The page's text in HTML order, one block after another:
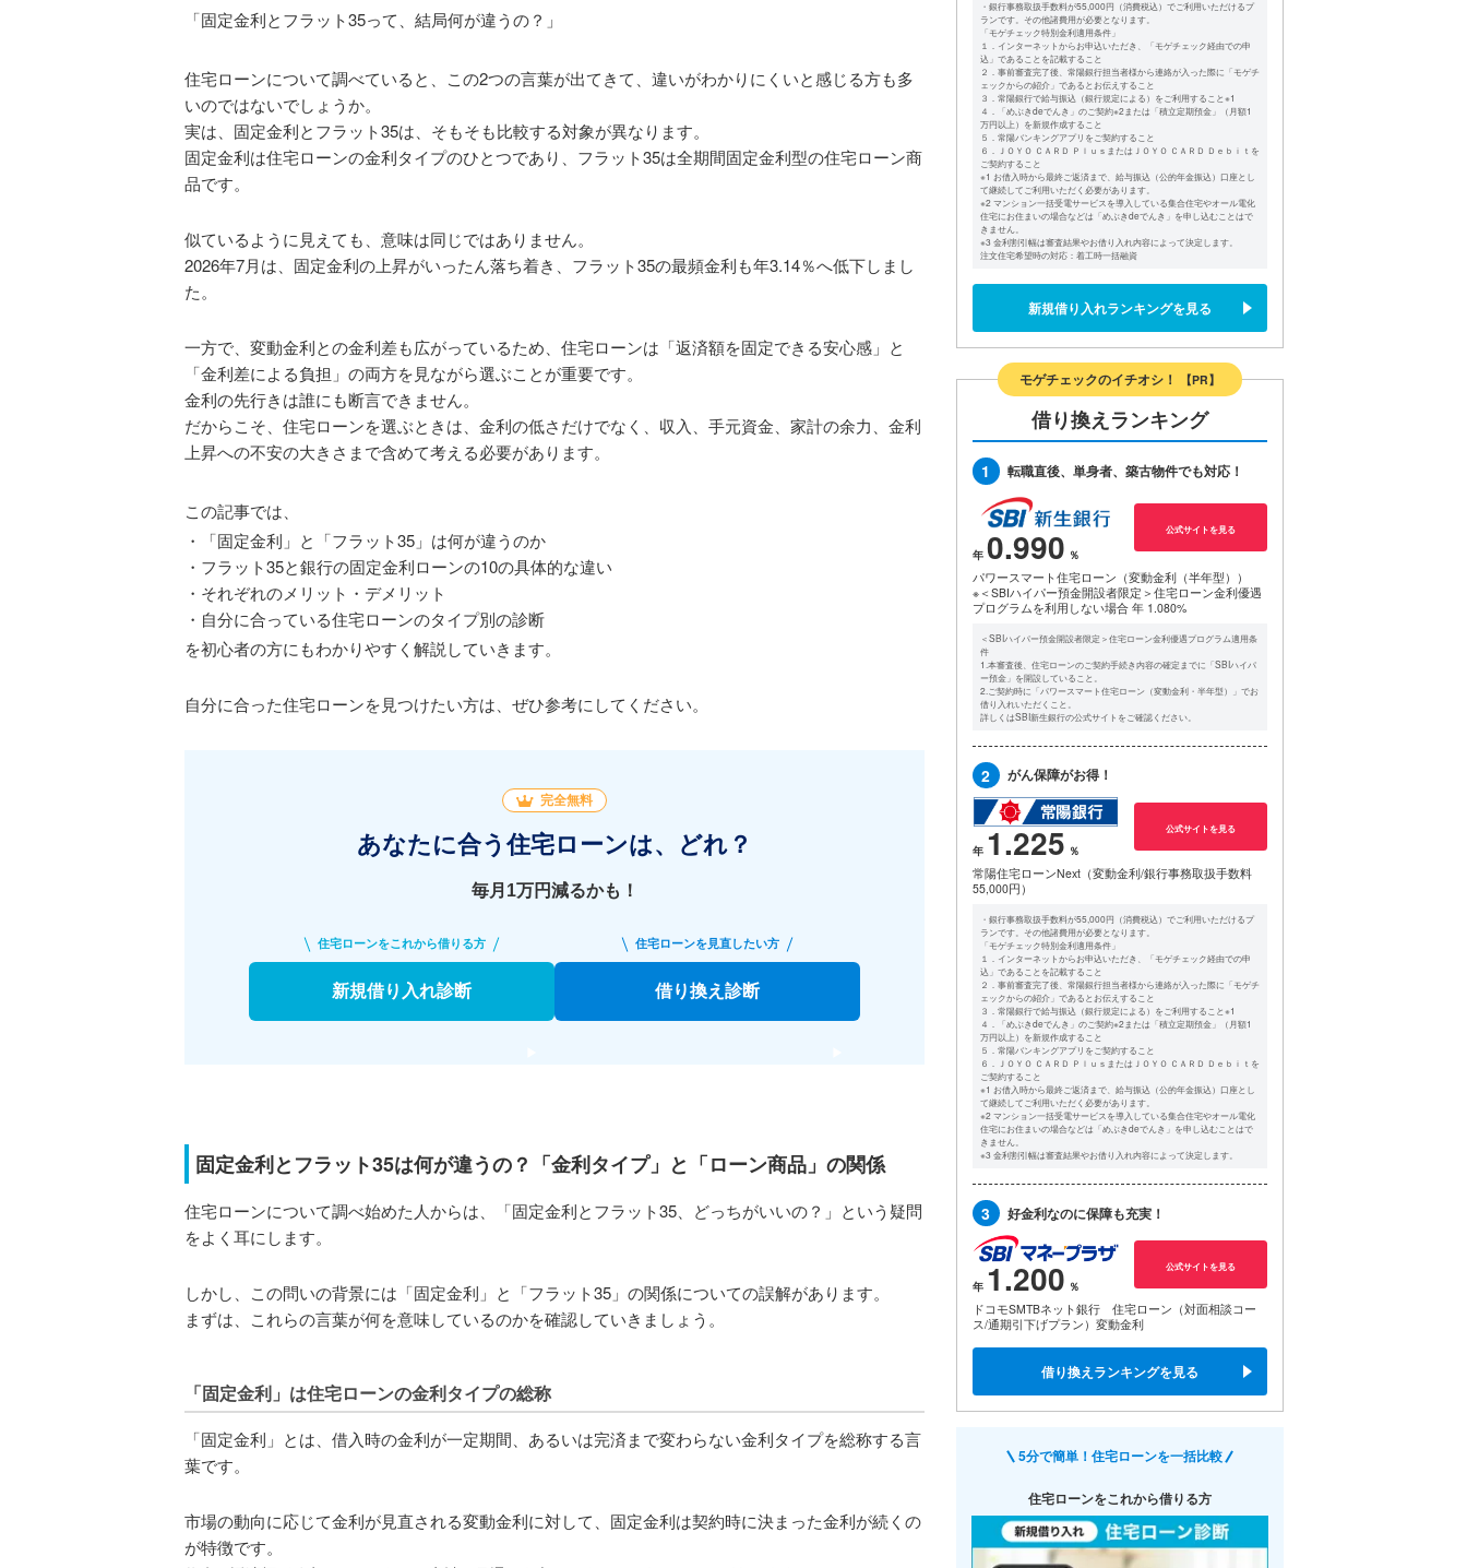
「固定金利とフラット35って、結局何が違うの？」
住宅ローンについて調べていると、この2つの言葉が出てきて、違いがわかりにくいと感じる方も多
いのではないでしょうか。
実は、固定金利とフラット35は、そもそも比較する対象が異なります。
固定金利は住宅ローンの金利タイプのひとつであり、フラット35は全期間固定金利型の住宅ローン商
品です。
似ているように見えても、意味は同じではありません。
2026年7月は、固定金利の上昇がいったん落ち着き、フラット35の最頻金利も年3.14％へ低下しまし
た。
一方で、変動金利との金利差も広がっているため、住宅ローンは「返済額を固定できる安心感」と
「金利差による負担」の両方を見ながら選ぶことが重要です。
金利の先行きは誰にも断言できません。
だからこそ、住宅ローンを選ぶときは、金利の低さだけでなく、収入、手元資金、家計の余力、金利
上昇への不安の大きさまで含めて考える必要があります。
この記事では、
・「固定金利」と「フラット35」は何が違うのか
・フラット35と銀行の固定金利ローンの10の具体的な違い
・それぞれのメリット・デメリット
・自分に合っている住宅ローンのタイプ別の診断
を初心者の方にもわかりやすく解説していきます。
自分に合った住宅ローンを見つけたい方は、ぜひ参考にしてください。
完全無料
あなたに合う住宅ローンは、どれ？
毎月1万円減るかも！
住宅ローンをこれから借りる方
新規借り入れ診断
住宅ローンを見直したい方
借り換え診断
固定金利とフラット35は何が違うの？「金利タイプ」と「ローン商品」の関係
住宅ローンについて調べ始めた人からは、「固定金利とフラット35、どっちがいいの？」という疑問
をよく耳にします。
しかし、この問いの背景には「固定金利」と「フラット35」の関係についての誤解があります。
まずは、これらの言葉が何を意味しているのかを確認していきましょう。
「固定金利」は住宅ローンの金利タイプの総称
「固定金利」とは、借入時の金利が一定期間、あるいは完済まで変わらない金利タイプを総称する言
葉です。
市場の動向に応じて金利が見直される変動金利に対して、固定金利は契約時に決まった金利が続くの
が特徴です。
・銀行事務取扱手数料が55,000円（消費税込）でご利用いただけるプ
ランです。その他諸費用が必要となります。
「モゲチェック特別金利適用条件」
１．インターネットからお申込いただき、「モゲチェック経由での申
込」であることを記載すること
２．事前審査完了後、常陽銀行担当者様から連絡が入った際に「モゲチ
ェックからの紹介」であるとお伝えすること
３．常陽銀行で給与振込（銀行規定による）をご利用すること※1
４．「めぶきdeでんき」のご契約※2または「積立定期預金」（月額1
万円以上）を新規作成すること
５．常陽バンキングアプリをご契約すること
６．ＪＯＹＯ ＣＡＲＤ ＰｌｕｓまたはＪＯＹＯ ＣＡＲＤ Ｄｅｂｉｔを
ご契約すること
※1 お借入時から最終ご返済まで、給与振込（公的年金振込）口座とし
て継続してご利用いただく必要があります。
※2 マンション一括受電サービスを導入している集合住宅やオール電化
住宅にお住まいの場合などは「めぶきdeでんき」を申し込むことはで
きません。
※3 金利割引幅は審査結果やお借り入れ内容によって決定します。
注文住宅希望時の対応：着工時一括融資
新規借り入れランキングを見る
モゲチェックのイチオシ！ 【PR】
借り換えランキング
1 転職直後、単身者、築古物件でも対応！
0.990 公式サイトを見る
パワースマート住宅ローン（変動金利（半年型））
※＜SBIハイパー預金開設者限定＞住宅ローン金利優遇
プログラムを利用しない場合 年 1.080%
＜SBIハイパー預金開設者限定＞住宅ローン金利優遇プログラム適用条
件
1.本審査後、住宅ローンのご契約手続き内容の確定までに「SBIハイパ
ー預金」を開設していること。
2.ご契約時に「パワースマート住宅ローン（変動金利・半年型）」でお
借り入れいただくこと。
詳しくはSBI新生銀行の公式サイトをご確認ください。
2 がん保障がお得！
1.225 公式サイトを見る
常陽住宅ローンNext（変動金利/銀行事務取扱手数料
55,000円）
・銀行事務取扱手数料が55,000円（消費税込）でご利用いただけるプ
ランです。その他諸費用が必要となります。
「モゲチェック特別金利適用条件」
１．インターネットからお申込いただき、「モゲチェック経由での申
込」であることを記載すること
２．事前審査完了後、常陽銀行担当者様から連絡が入った際に「モゲチ
ェックからの紹介」であるとお伝えすること
３．常陽銀行で給与振込（銀行規定による）をご利用すること※1
４．「めぶきdeでんき」のご契約※2または「積立定期預金」（月額1
万円以上）を新規作成すること
５．常陽バンキングアプリをご契約すること
６．ＪＯＹＯ ＣＡＲＤ ＰｌｕｓまたはＪＯＹＯ ＣＡＲＤ Ｄｅｂｉｔを
ご契約すること
※1 お借入時から最終ご返済まで、給与振込（公的年金振込）口座とし
て継続してご利用いただく必要があります。
※2 マンション一括受電サービスを導入している集合住宅やオール電化
住宅にお住まいの場合などは「めぶきdeでんき」を申し込むことはで
きません。
※3 金利割引幅は審査結果やお借り入れ内容によって決定します。
3 好金利なのに保障も充実！
1.200 公式サイトを見る
ドコモSMTBネット銀行 住宅ローン（対面相談コー
ス/通期引下げプラン）変動金利
借り換えランキングを見る
5分で簡単！住宅ローンを一括比較
住宅ローンをこれから借りる方